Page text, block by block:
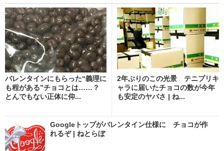
バレンタインにもらった“義理に
も程がある”チョコとは……？
とんでもない正体に仰...
2年ぶりのこの光景 テニプリキ
ャラに届いたチョコの数が今年
も安定のヤバさ | ね...
Googleトップがバレンタイン仕様に チョコが作
れるぞ | ねとらぼ